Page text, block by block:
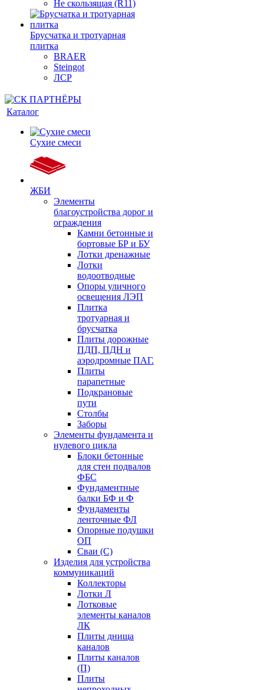
Не скользящая (R11)
Брусчатка и тротуарная
плитка
BRAER
Steingot
ЛСР
Каталог
Сухие смеси
ЖБИ
Элементы
благоустройства дорог и
ограждения
Камни бетонные и
бортовые БР и БУ
Лотки дренажные
Лотки
водоотводные
Опоры уличного
освещения ЛЭП
Плитка
тротуарная и
брусчатка
Плиты дорожные
ПДП, ПДН и
аэродромные ПАГ.
Плиты
парапетные
Подкрановые
пути
Столбы
Заборы
Элементы фундамента и
нулевого цикла
Блоки бетонные
для стен подвалов
ФБС
Фундаментные
балки БФ и Ф
Фундаменты
ленточные ФЛ
Опорные подушки
ОП
Сваи (С)
Изделия для устройства
коммуникаций
Коллекторы
Лотки Л
Лотковые
элементы каналов
ЛК
Плиты днища
каналов
Плиты каналов
(П)
Плиты